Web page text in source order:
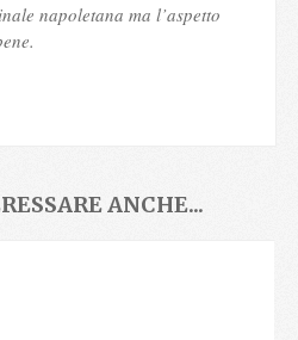
napoletana ma l’aspetto
ANCHE...